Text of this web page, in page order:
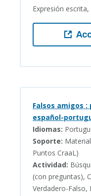
Expresión escrita,
Falsos amigos
español-
Idiomas:
Soporte:
Puntos CraaL)
Actividad:
(con preguntas),
Verdadero-Falso,